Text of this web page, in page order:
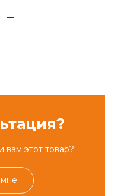
вам этот товар?